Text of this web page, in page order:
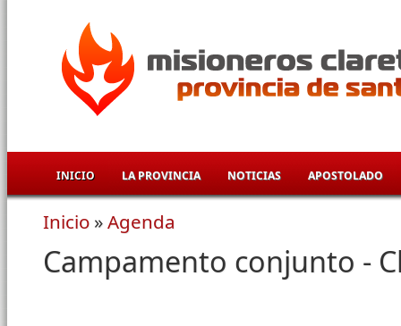
INICIO LA PROVINCIA NOTICIAS APOSTOLADO
Se encuentra usted aquí
Inicio »Agenda
Campamento conjunto -